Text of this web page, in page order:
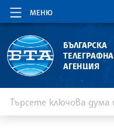
МЕНЮ
БЪЛГАРСКА
ТЕЛЕГРАФНА
АГЕНЦИЯ